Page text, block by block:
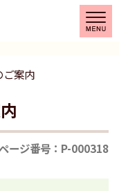
ご案内
ージ番号：P-000318